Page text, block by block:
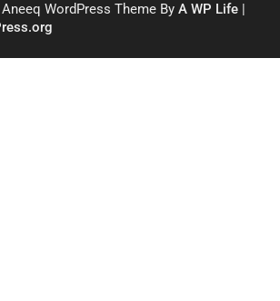
WordPress Theme By A WP Life |